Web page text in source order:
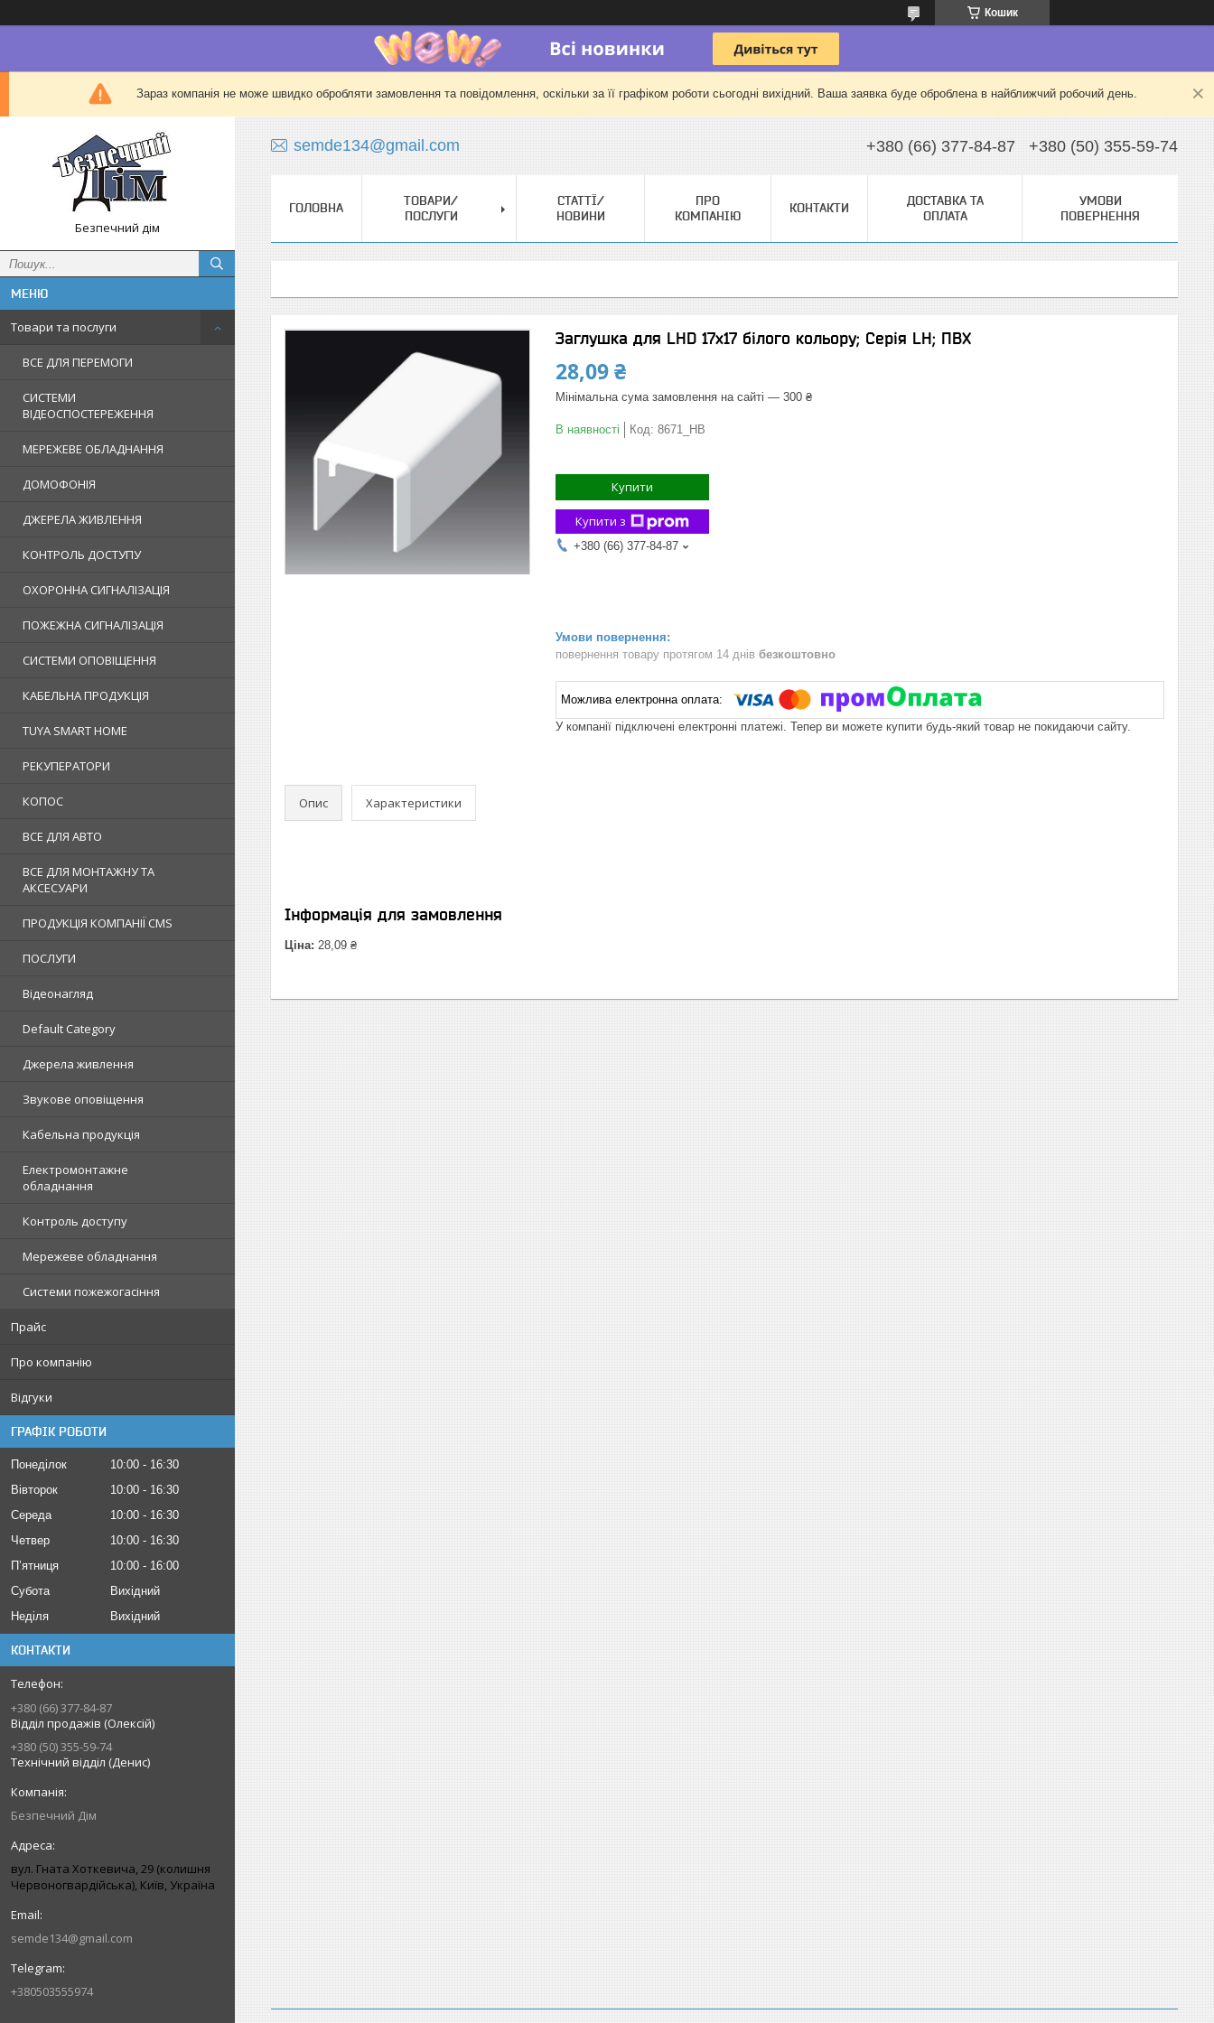
Кошик
Зараз компанія не може швидко обробляти замовлення та повідомлення, оскільки за її графіком роботи сьогодні вихідний. Ваша заявка буде оброблена в найближчий робочий день.
Безпечний дім
Товари та послуги
ВСЕ ДЛЯ ПЕРЕМОГИ
СИСТЕМИ
ВІДЕОСПОСТЕРЕЖЕННЯ
МЕРЕЖЕВЕ ОБЛАДНАННЯ
ДОМОФОНІЯ
ДЖЕРЕЛА ЖИВЛЕННЯ
КОНТРОЛЬ ДОСТУПУ
ОХОРОННА СИГНАЛІЗАЦІЯ
ПОЖЕЖНА СИГНАЛІЗАЦІЯ
СИСТЕМИ ОПОВІЩЕННЯ
КАБЕЛЬНА ПРОДУКЦІЯ
TUYA SMART HOME
РЕКУПЕРАТОРИ
КОПОС
ВСЕ ДЛЯ АВТО
ВСЕ ДЛЯ МОНТАЖНУ ТА
АКСЕСУАРИ
ПРОДУКЦІЯ КОМПАНІЇ CMS
ПОСЛУГИ
Відеонагляд
Default Category
Джерела живлення
Звукове оповіщення
Кабельна продукція
Електромонтажне
обладнання
Контроль доступу
Мережеве обладнання
Системи пожежогасіння
Прайс
Про компанію
Відгуки
ГРАФІК РОБОТИ
Понеділок 10:00
16:30
Вівторок
10:00
16:30
Середа
10:00
16:30
Четвер
10:00
16:30
Пʼятниця
10:00
16:00
Субота
Вихідний
Неділя
Вихідний
КОНТАКТИ
+380 (66) 377-84-87
Відділ продажів (Олексій)
+380 (50) 355-59-74
Технічний відділ (Денис)
Безпечний Дім
вул. Гната Хоткевича, 29 (колишня
Червоногвардійська), Київ, Україна
semde134@gmail.com
+380503555974
semde134@gmail.com +380 (66) 377-84-87 +380 (50) 355-59-74
ГОЛОВНА
ТОВАРИ/
ПОСЛУГИ
СТАТТЇ/
НОВИНИ
ПРО
КОМПАНІЮ
КОНТАКТИ
ДОСТАВКА ТА
ОПЛАТА
УМОВИ
ПОВЕРНЕННЯ
Заглушка для LHD 17х17 білого кольору; Серія LH; ПВХ
28,09 ₴
Мінімальна сума замовлення на сайті — 300 ₴
В наявності Код: 8671_HB
Купити
Купити з
+380 (66) 377-84-87
повернення товару протягом 14 днів безкоштовно
У компанії підключені електронні платежі. Тепер ви можете купити будь-який товар не покидаючи сайту.
Опис Характеристики
Інформація для замовлення
Ціна: 28,09 ₴